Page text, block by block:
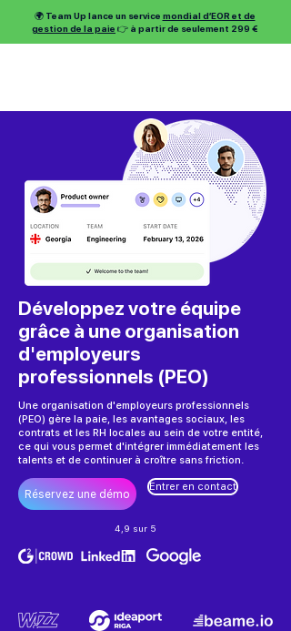
🌍 Team Up lance un service mondial d’EOR et de
gestion de la paie 👉 à partir de seulement 299 €
Développez votre équipe
grâce à une organisation
d'employeurs
professionnels (PEO)
Une organisation d'employeurs professionnels
(PEO) gère la paie, les avantages sociaux, les
contrats et les RH locales au sein de votre entité,
ce qui vous permet d'intégrer immédiatement les
talents et de continuer à croître sans friction.
Réservez une démo
Entrer en contact
4,9 sur 5